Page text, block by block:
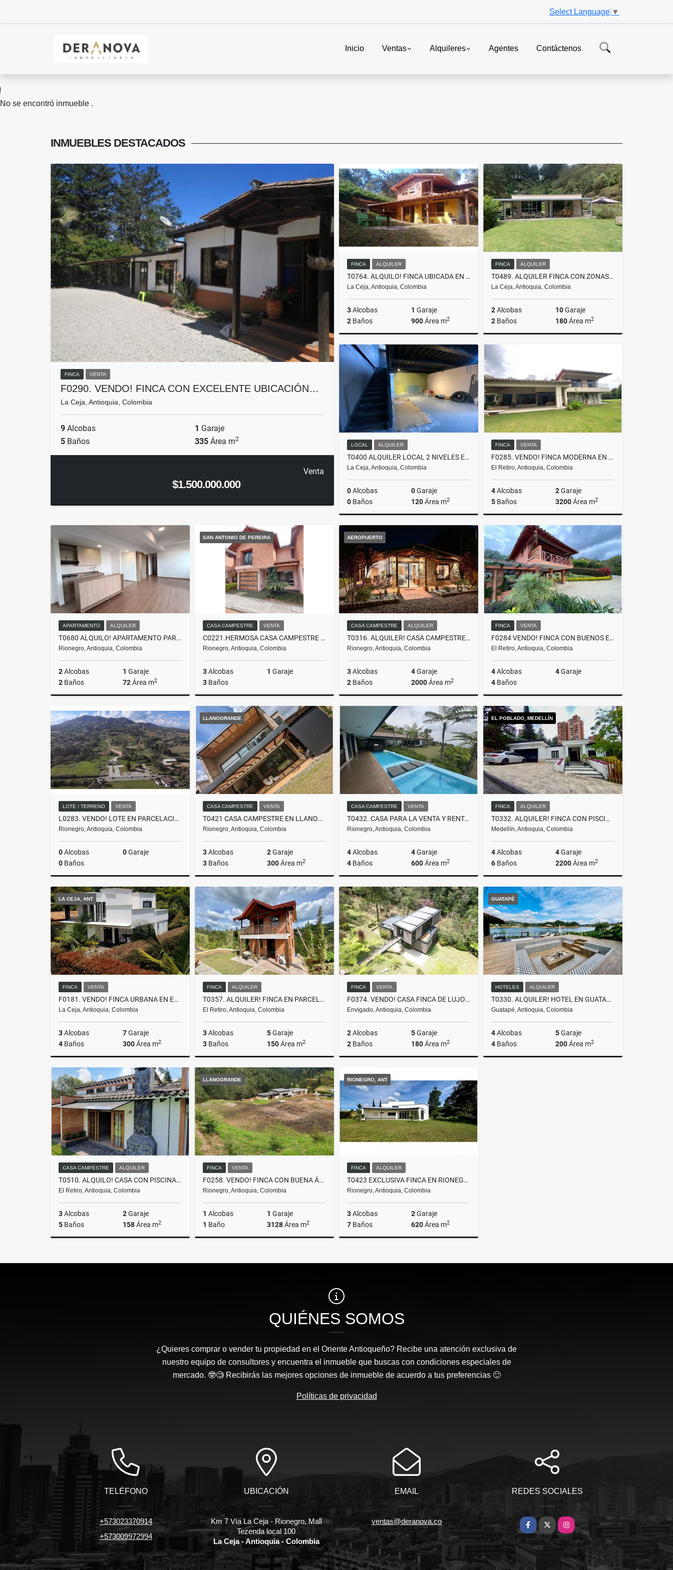
Select Language ▼
Inicio Ventas Alquileres Agentes Contáctenos
No se encontró inmueble .
INMUEBLES DESTACADOS
FINCA VENTA
F0290. VENDO! FINCA CON EXCELENTE UBICACIÓN…
La Ceja, Antioquia, Colombia
9 Alcobas 1 Garaje
5 Baños 335 Área m2
Venta
$1.500.000.000
FINCA ALQUILER
T0764. ALQUILO! FINCA UBICADA EN PARCELACIÓN DEL YARUMO EN LA CEJA
La Ceja, Antioquia, Colombia
3Alcobas 1 Garaje
2 Baños 900Área m2
Alquiler
$3.900.000
FINCA ALQUILER
T0489. ALQUILER FINCA CON ZONAS VERDES
La Ceja, Antioquia, Colombia
2Alcobas 10Garaje
2 Baños 180Área m2
LOCAL ALQUILER
T0400 ALQUILER LOCAL 2 NIVELES EN MALL COMERCIAL CON POTENCIAL LA CEJA
La Ceja, Antioquia, Colombia
0Alcobas 0Garaje
0 Baños 120Área m2
Alquiler
$5.000.000
FINCA VENTA
F0285. VENDO! FINCA MODERNA EN PARCELACIÓN EXCLUSIVA UBICADA EL RETIRO
El Retiro, Antioquia, Colombia
4Alcobas 2Garaje
5 Baños 3200Área m2
Venta
$3.600.000.000
APARTAMENTO ALQUILER
T0680 ALQUILO! APARTAMENTO PARA ESTRENAR EN UNIDAD CERRADA EN RIONEGRO
Rionegro, Antioquia, Colombia
2Alcobas 1 Garaje
2 Baños 72Área m2
Alquiler
$2.400.000
SAN ANTONIO DE PEREIRA
CASA CAMPESTRE VENTA
C0221.HERMOSA CASA CAMPESTRE EN UNIDAD, SAN ANTONIO DE PEREIRA
Rionegro, Antioquia, Colombia
3Alcobas 1 Garaje
3 Baños
Venta
$770.000.000
AEROPUERTO
CASA CAMPESTRE ALQUILER
T0316. ALQUILER! CASA CAMPESTRE AMOBLADA CERCA AL AEROPUERTO
Rionegro, Antioquia, Colombia
3Alcobas 4Garaje
2 Baños 2000Área m2
Alquiler
$12.500.000
FINCA VENTA
F0284 VENDO! FINCA CON BUENOS ESPACIOS UBICACIÓN RESIDENCIAL EL RETIRO
El Retiro, Antioquia, Colombia
4Alcobas 4Garaje
4 Baños
Venta
$2.700.000.000
LOTE / TERRENO VENTA
L0283. VENDO! LOTE EN PARCELACIÓN DE ALTA VALORIZACIÓN EN RIONEGRO
Rionegro, Antioquia, Colombia
0Alcobas 0Garaje
0 Baños
Venta
$750.000.000
LLANOGRANDE
CASA CAMPESTRE VENTA
T0421 CASA CAMPESTRE EN LLANOGRANDE, ANTIOQUIA
Rionegro, Antioquia, Colombia
3Alcobas 2Garaje
3 Baños 300Área m2
Venta
$2.400.000.000
Alquiler
$12.000.000
CASA CAMPESTRE VENTA
T0432. CASA PARA LA VENTA Y RENTA EN RIONEGRO TABLAZO AMOBLADA
Rionegro, Antioquia, Colombia
4Alcobas 4Garaje
4 Baños 600Área m2
Venta
$15.000.000.000
Alquiler
$30.000.000
EL POBLADO, MEDELLÍN
FINCA ALQUILER
T0332. ALQUILER! FINCA CON PISCINA Y EXCELENTE UBICACIÓN EL POBLADO
Medellín, Antioquia, Colombia
4Alcobas 4Garaje
6 Baños 2200Área m2
Alquiler
$30.000.000
LA CEJA, ANT
FINCA VENTA
F0181. VENDO! FINCA URBANA EN EXCELENTE AMBIENTE CAMPESTRE LA CEJA
La Ceja, Antioquia, Colombia
3Alcobas 7Garaje
4 Baños 300Área m2
Venta
$1.120.000.000
FINCA ALQUILER
T0357. ALQUILER! FINCA EN PARCELACIÓN A 5 MTOS DE EL RETIRO
El Retiro, Antioquia, Colombia
3Alcobas 5Garaje
3 Baños 150Área m2
Alquiler
$7.000.000
FINCA VENTA
F0374. VENDO! CASA FINCA DE LUJO SECTOR ESCOBERO, ENVIGADO
Envigado, Antioquia, Colombia
2Alcobas 5Garaje
2 Baños 180Área m2
$2.200.000.000
GUATAPÉ
HOTELES ALQUILER
T0330. ALQUILER! HOTEL EN GUATAPÉ CON ACCESO A LA REPRESA
Guatapé, Antioquia, Colombia
4Alcobas 5Garaje
4 Baños 200Área m2
CASA CAMPESTRE ALQUILER
T0510. ALQUILO! CASA CON PISCINA Y EXCELENTES ESPACIOS EN EL RETIRO
El Retiro, Antioquia, Colombia
3Alcobas 2Garaje
5 Baños 158Área m2
$6.500.000
LLANOGRANDE
FINCA VENTA
F0258. VENDO! FINCA CON BUENA ÁREA EN URBANIZACIÓN DE LLANOGRANDE
Rionegro, Antioquia, Colombia
1 Alcobas 1 Garaje
1 Baño 3128Área m2
$600.000.000
RIONEGRO, ANT
FINCA ALQUILER
T0423 EXCLUSIVA FINCA EN RIONEGRO, ANTIOQUIA
Rionegro, Antioquia, Colombia
3Alcobas 2Garaje
7 Baños 620Área m2
$15.000.000
QUIÉNES SOMOS
¿Quieres comprar o vender tu propiedad en el Oriente Antioqueño? Recibe una atención exclusiva de
nuestro equipo de consultores y encuentra el inmueble que buscas con condiciones especiales de
mercado. 🤓🧐 Recibirás las mejores opciones de inmueble de acuerdo a tus preferencias 🙂
Políticas de privacidad
TELÉFONO
+573023370914
+573009972994
UBICACIÓN
Km 7 Vía La Ceja - Rionegro, Mall
Tezenda local 100
La Ceja - Antioquia - Colombia
EMAIL
ventas@deranova.co
REDES SOCIALES
Facebook
X Instagram